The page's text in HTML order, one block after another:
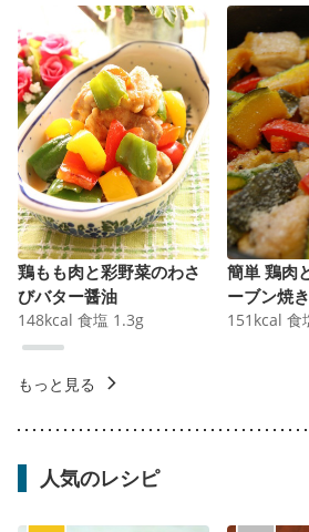
鶏もも肉と彩野菜のわさ
びバター醤油
148kcal 食塩 1.3g
簡単 鶏肉
ーブン焼き
151 kcal 食
もっと見る
人気のレシピ